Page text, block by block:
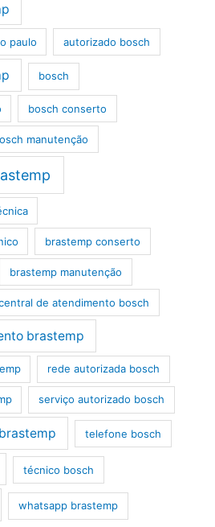
paulo autorizado bosch
bosch
bosch conserto
manutenção
brastemp conserto
brastemp manutenção
de atendimento bosch
brastemp
rede autorizada bosch
serviço autorizado bosch
telefone bosch
técnico bosch
whatsapp brastemp